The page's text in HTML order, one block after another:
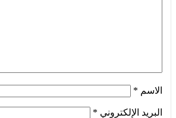
الاسم *
البريد الإلكتروني *